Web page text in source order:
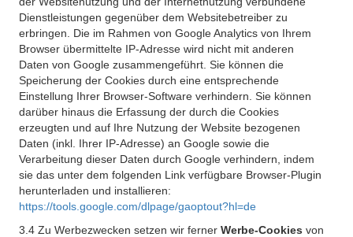
Dienstleistungen gegenüber dem Websitebetreiber zu
erbringen. Die im Rahmen von Google Analytics von Ihrem
Browser übermittelte IP-Adresse wird nicht mit anderen
Daten von Google zusammengeführt. Sie können die
Speicherung der Cookies durch eine entsprechende
Einstellung Ihrer Browser-Software verhindern. Sie können
darüber hinaus die Erfassung der durch die Cookies
erzeugten und auf Ihre Nutzung der Website bezogenen
Daten (inkl. Ihrer IP-Adresse) an Google sowie die
Verarbeitung dieser Daten durch Google verhindern, indem
sie das unter dem folgenden Link verfügbare Browser-Plugin
herunterladen und installieren:
https://tools.google.com/dlpage/gaoptout?hl=de
3.4 Zu Werbezwecken setzen wir ferner Werbe-Cookies von